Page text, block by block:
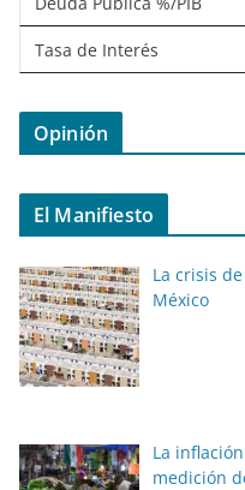
Tasa de Interés
Opinión
El Manifiesto
La crisis
México
La
medición